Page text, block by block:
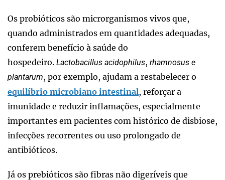
Os probióticos são microrganismos vivos que,
quando administrados em quantidades adequadas,
conferem benefício à saúde do
hospedeiro. Lactobacillus acidophilus, rhamnosus e
plantarum, por exemplo, ajudam a restabelecer o
equilíbrio microbiano intestinal, reforçar a
imunidade e reduzir inflamações, especialmente
importantes em pacientes com histórico de disbiose,
infecções recorrentes ou uso prolongado de
antibióticos.
Já os prebióticos são fibras não digeríveis que